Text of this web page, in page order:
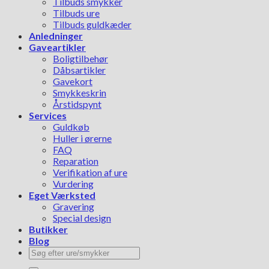
Tilbuds ure
Tilbuds guldkæder
Anledninger
Gaveartikler
Boligtilbehør
Dåbsartikler
Gavekort
Smykkeskrin
Årstidspynt
Services
Guldkøb
Huller i ørerne
FAQ
Reparation
Verifikation af ure
Vurdering
Eget Værksted
Gravering
Special design
Butikker
Blog
Søg
efter: